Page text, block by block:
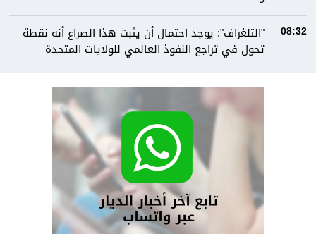
08:32
"التلغراف": يوجد احتمال أن يثبت هذا الصراع أنه نقطة
تحول في تراجع النفوذ العالمي للولايات المتحدة